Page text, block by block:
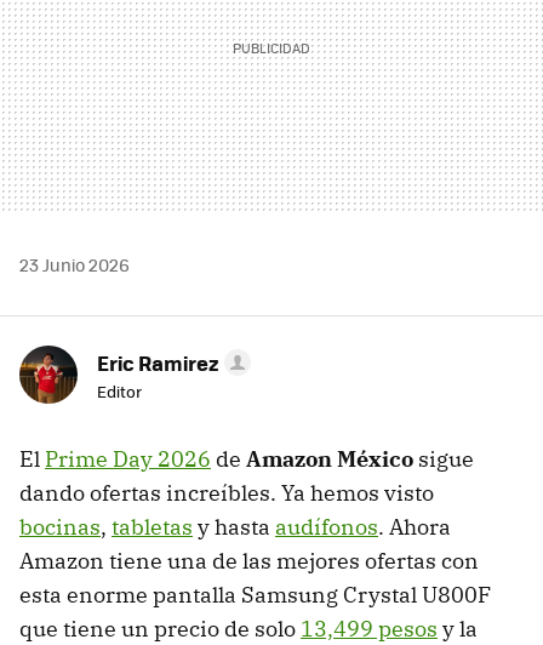
23 Junio 2026
Eric Ramirez
Editor
El Prime Day 2026 de Amazon México sigue
dando ofertas increíbles. Ya hemos visto
bocinas, tabletas y hasta audífonos. Ahora
Amazon tiene una de las mejores ofertas con
esta enorme pantalla Samsung Crystal U800F
que tiene un precio de solo 13,499 pesos y la